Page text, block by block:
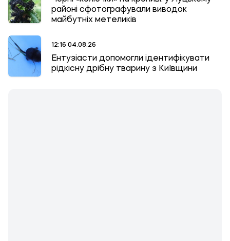
районі сфотографували виводок
майбутніх метеликів
12:16 04.08.26
Ентузіасти допомогли ідентифікувати
рідкісну дрібну тварину з Київщини